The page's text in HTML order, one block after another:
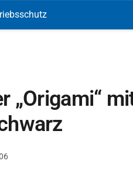
„Origami“